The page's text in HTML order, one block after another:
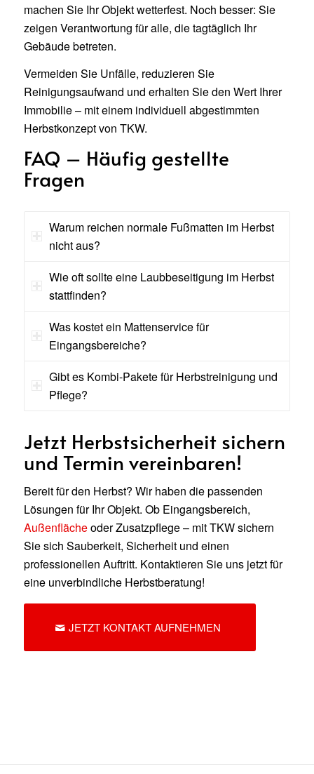
machen Sie Ihr Objekt wetterfest. Noch besser: Sie
zeigen Verantwortung für alle, die tagtäglich Ihr
Gebäude betreten.
Vermeiden Sie Unfälle, reduzieren Sie
Reinigungsaufwand und erhalten Sie den Wert Ihrer
Immobilie – mit einem individuell abgestimmten
Herbstkonzept von TKW.
FAQ – Häufig gestellte
Fragen
Warum reichen normale Fußmatten im Herbst
nicht aus?
Wie oft sollte eine Laubbeseitigung im Herbst
stattfinden?
Was kostet ein Mattenservice für
Eingangsbereiche?
Gibt es Kombi-Pakete für Herbstreinigung und
Pflege?
Jetzt Herbstsicherheit sichern
und Termin vereinbaren!
Bereit für den Herbst? Wir haben die passenden
Lösungen für Ihr Objekt. Ob Eingangsbereich,
Außenflächeoder Zusatzpflege – mit TKW sichern
Sie sich Sauberkeit, Sicherheit und einen
professionellen Auftritt. Kontaktieren Sie uns jetzt für
eine unverbindliche Herbstberatung!
JETZT KONTAKT AUFNEHMEN